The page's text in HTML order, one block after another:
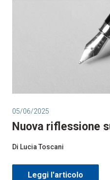
05/06/2025
Nuova riflessione
Di Lucia Toscani
Leggi l'articolo